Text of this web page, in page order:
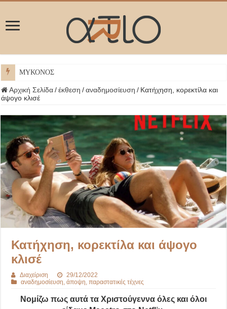
ΜΥΚΟΝΟΣ
Αρχική Σελίδα / έκθεση / αναδημοσίευση / Κατήχηση, κορεκτίλα και
άψογο κλισέ
Κατήχηση, κορεκτίλα και άψογο
κλισέ
Διαχείριση
29/12/2022
αναδημοσίευση,άποψη,παραστατικές τέχνες
Νομίζω πως αυτά τα Χριστούγεννα όλες και όλοι